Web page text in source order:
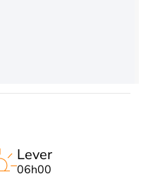
Lever
06h00